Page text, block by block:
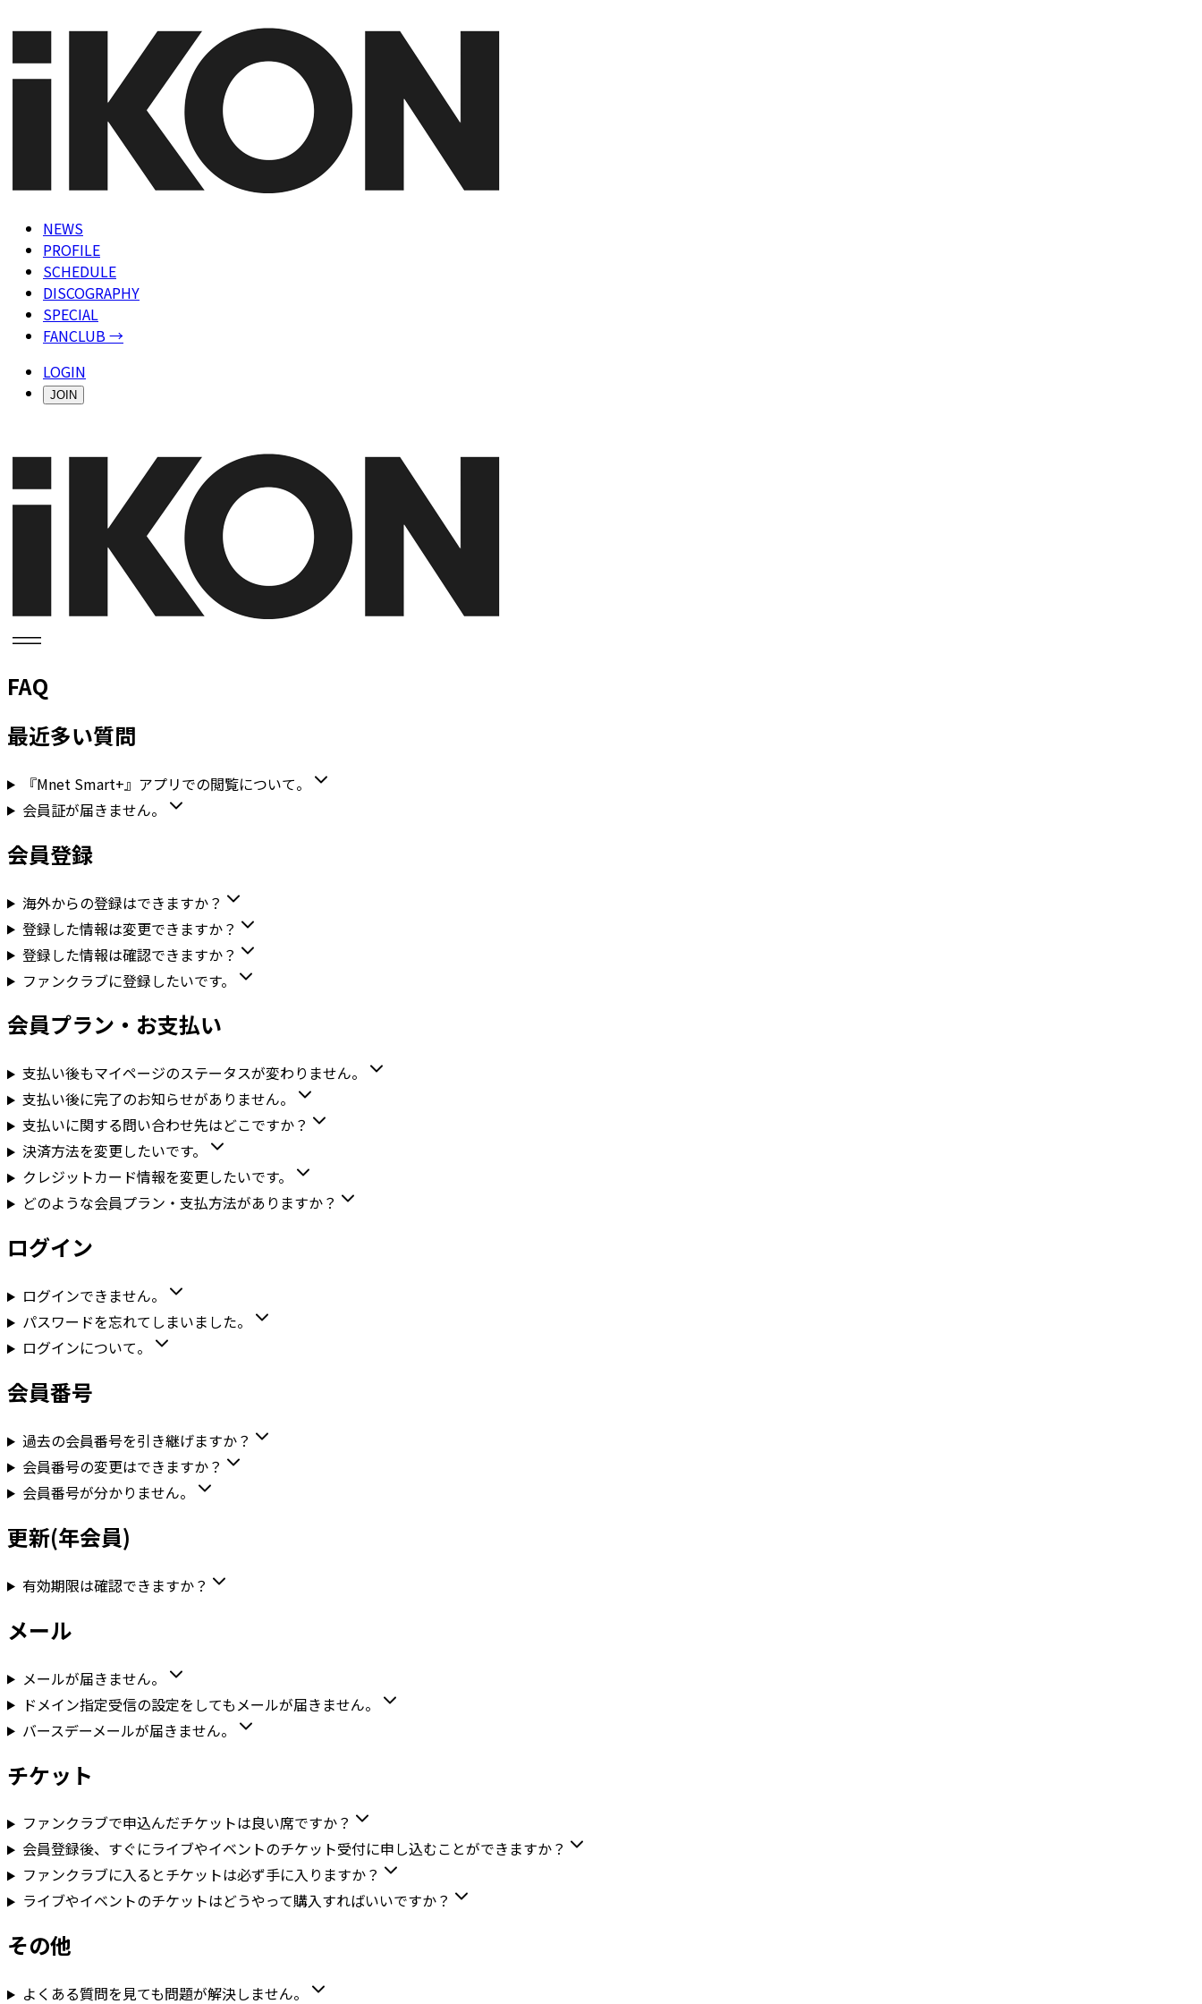
NEWS
PROFILE
SCHEDULE
DISCOGRAPHY
SPECIAL
FANCLUB →
LOGIN
JOIN
FAQ
最近多い質問
『Mnet Smart+』アプリでの閲覧について。
会員証が届きません。
会員登録
海外からの登録はできますか？
登録した情報は変更できますか？
登録した情報は確認できますか？
ファンクラブに登録したいです。
会員プラン・お支払い
支払い後もマイページのステータスが変わりません。
支払い後に完了のお知らせがありません。
支払いに関する問い合わせ先はどこですか？
決済方法を変更したいです。
クレジットカード情報を変更したいです。
どのような会員プラン・支払方法がありますか？
ログイン
ログインできません。
パスワードを忘れてしまいました。
ログインについて。
会員番号
過去の会員番号を引き継げますか？
会員番号の変更はできますか？
会員番号が分かりません。
更新(年会員)
有効期限は確認できますか？
メール
メールが届きません。
ドメイン指定受信の設定をしてもメールが届きません。
バースデーメールが届きません。
チケット
ファンクラブで申込んだチケットは良い席ですか？
会員登録後、すぐにライブやイベントのチケット受付に申し込むことができますか？
ファンクラブに入るとチケットは必ず手に入りますか？
ライブやイベントのチケットはどうやって購入すればいいですか？
その他
よくある質問を見ても問題が解決しません。